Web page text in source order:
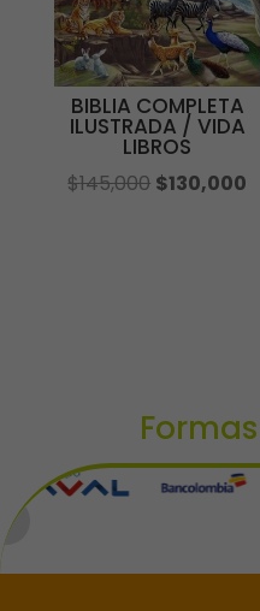
BIBLIA COMPLETA
ILUSTRADA / VIDA
LIBROS
$145,000 El
$130,000